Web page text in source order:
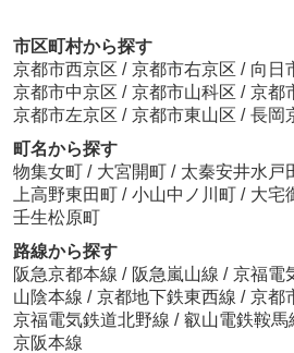
市区町村から探す
京都市西京区 / 京都市右京区 / 向日
京都市中京区 / 京都市山科区 / 京都
京都市左京区 / 京都市東山区 / 長岡
町名から探す
物集女町 / 大宮開町 / 太秦安井水戸
上高野東田町 / 小山中ノ川町 / 大宅
壬生松原町
路線から探す
阪急京都本線 / 阪急嵐山線 / 京福電
山陰本線 / 京都地下鉄東西線 / 京都
京福電気鉄道北野線 / 叡山電鉄鞍馬
京阪本線